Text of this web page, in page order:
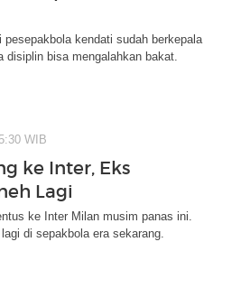
kendati sudah berkepala
disiplin bisa mengalahkan bakat.
WIB
ke Inter, Eks
Lagi
ke Inter Milan musim panas ini.
di sepakbola era sekarang.